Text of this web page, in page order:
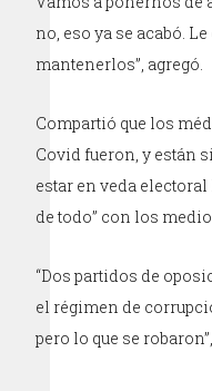
no, eso ya se acabó.
mantenerlos”, agregó.
Compartió que los
Covid fueron, y están
estar en veda
de todo” con los
“Dos partidos de
el régimen de
pero lo que se